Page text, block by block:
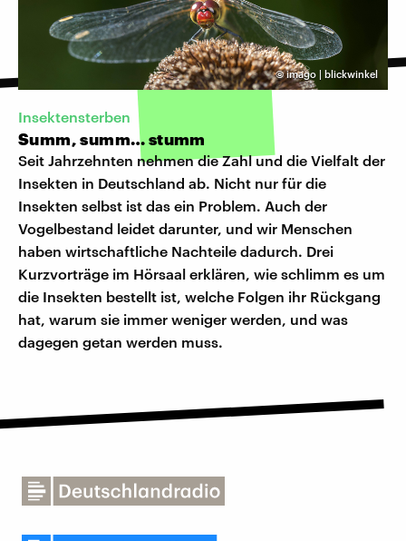
©imago | blickwinkel
Insektensterben
Summ, summ… stumm
Seit Jahrzehnten nehmen die Zahl und die Vielfalt der
Insekten in Deutschland ab. Nicht nur für die
Insekten selbst ist das ein Problem. Auch der
Vogelbestand leidet darunter, und wir Menschen
haben wirtschaftliche Nachteile dadurch. Drei
Kurzvorträge im Hörsaal erklären, wie schlimm es um
die Insekten bestellt ist, welche Folgen ihr Rückgang
hat, warum sie immer weniger werden, und was
dagegen getan werden muss.